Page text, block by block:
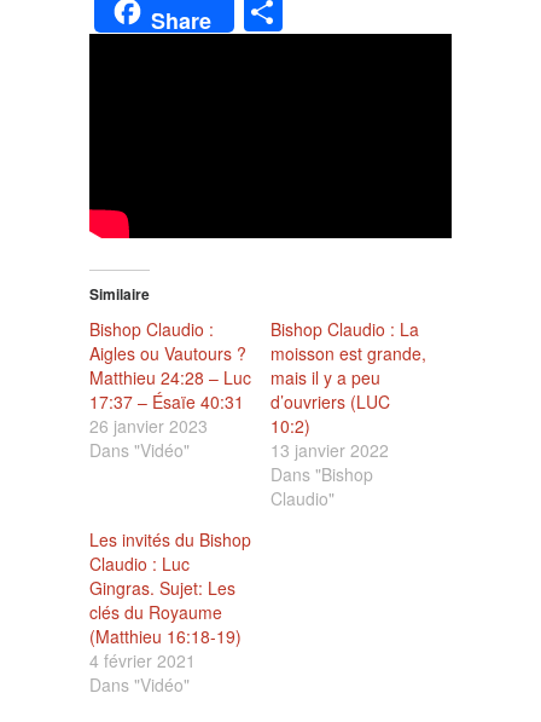
Share
Similaire
Bishop Claudio :
Aigles ou Vautours ?
Matthieu 24:28 – Luc
17:37 – Ésaïe 40:31
26 janvier 2023
Dans "Vidéo"
Bishop Claudio : La
moisson est grande,
mais il y a peu
d’ouvriers (LUC
10:2)
13 janvier 2022
Dans "Bishop
Claudio"
Les invités du Bishop
Claudio : Luc
Gingras. Sujet: Les
clés du Royaume
(Matthieu 16:18-19)
4 février 2021
Dans "Vidéo"